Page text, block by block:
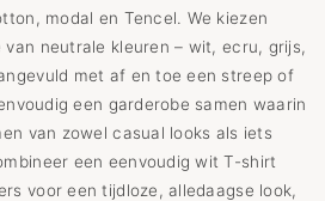
modal en Tencel. We kiezen
neutrale kleuren – wit, ecru, grijs,
met af en toe een streep of
een garderobe samen waarin
van zowel casual looks als iets
een eenvoudig wit T-shirt
voor een tijdloze, alledaagse look,